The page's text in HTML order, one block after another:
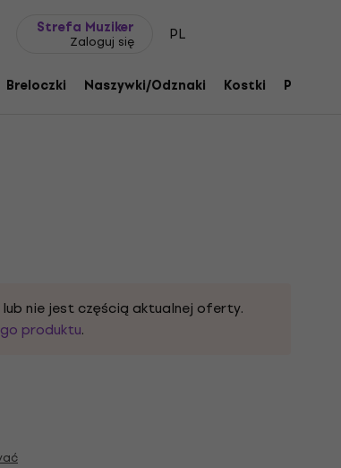
Strefa Muziker
Zaloguj się PL
Breloczki Naszywki/Odznaki Kostki Prezenty
Grey XL Koszulka
nie jest częścią aktualnej oferty.
produktu.